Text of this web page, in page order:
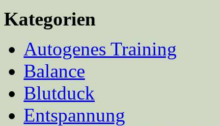
Kategorien
Autogenes Training
Balance
Blutduck
Entspannung